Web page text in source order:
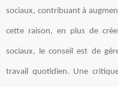
sociaux, contribuant à
cette raison, en plus de
sociaux, le conseil est de
travail quotidien. Une